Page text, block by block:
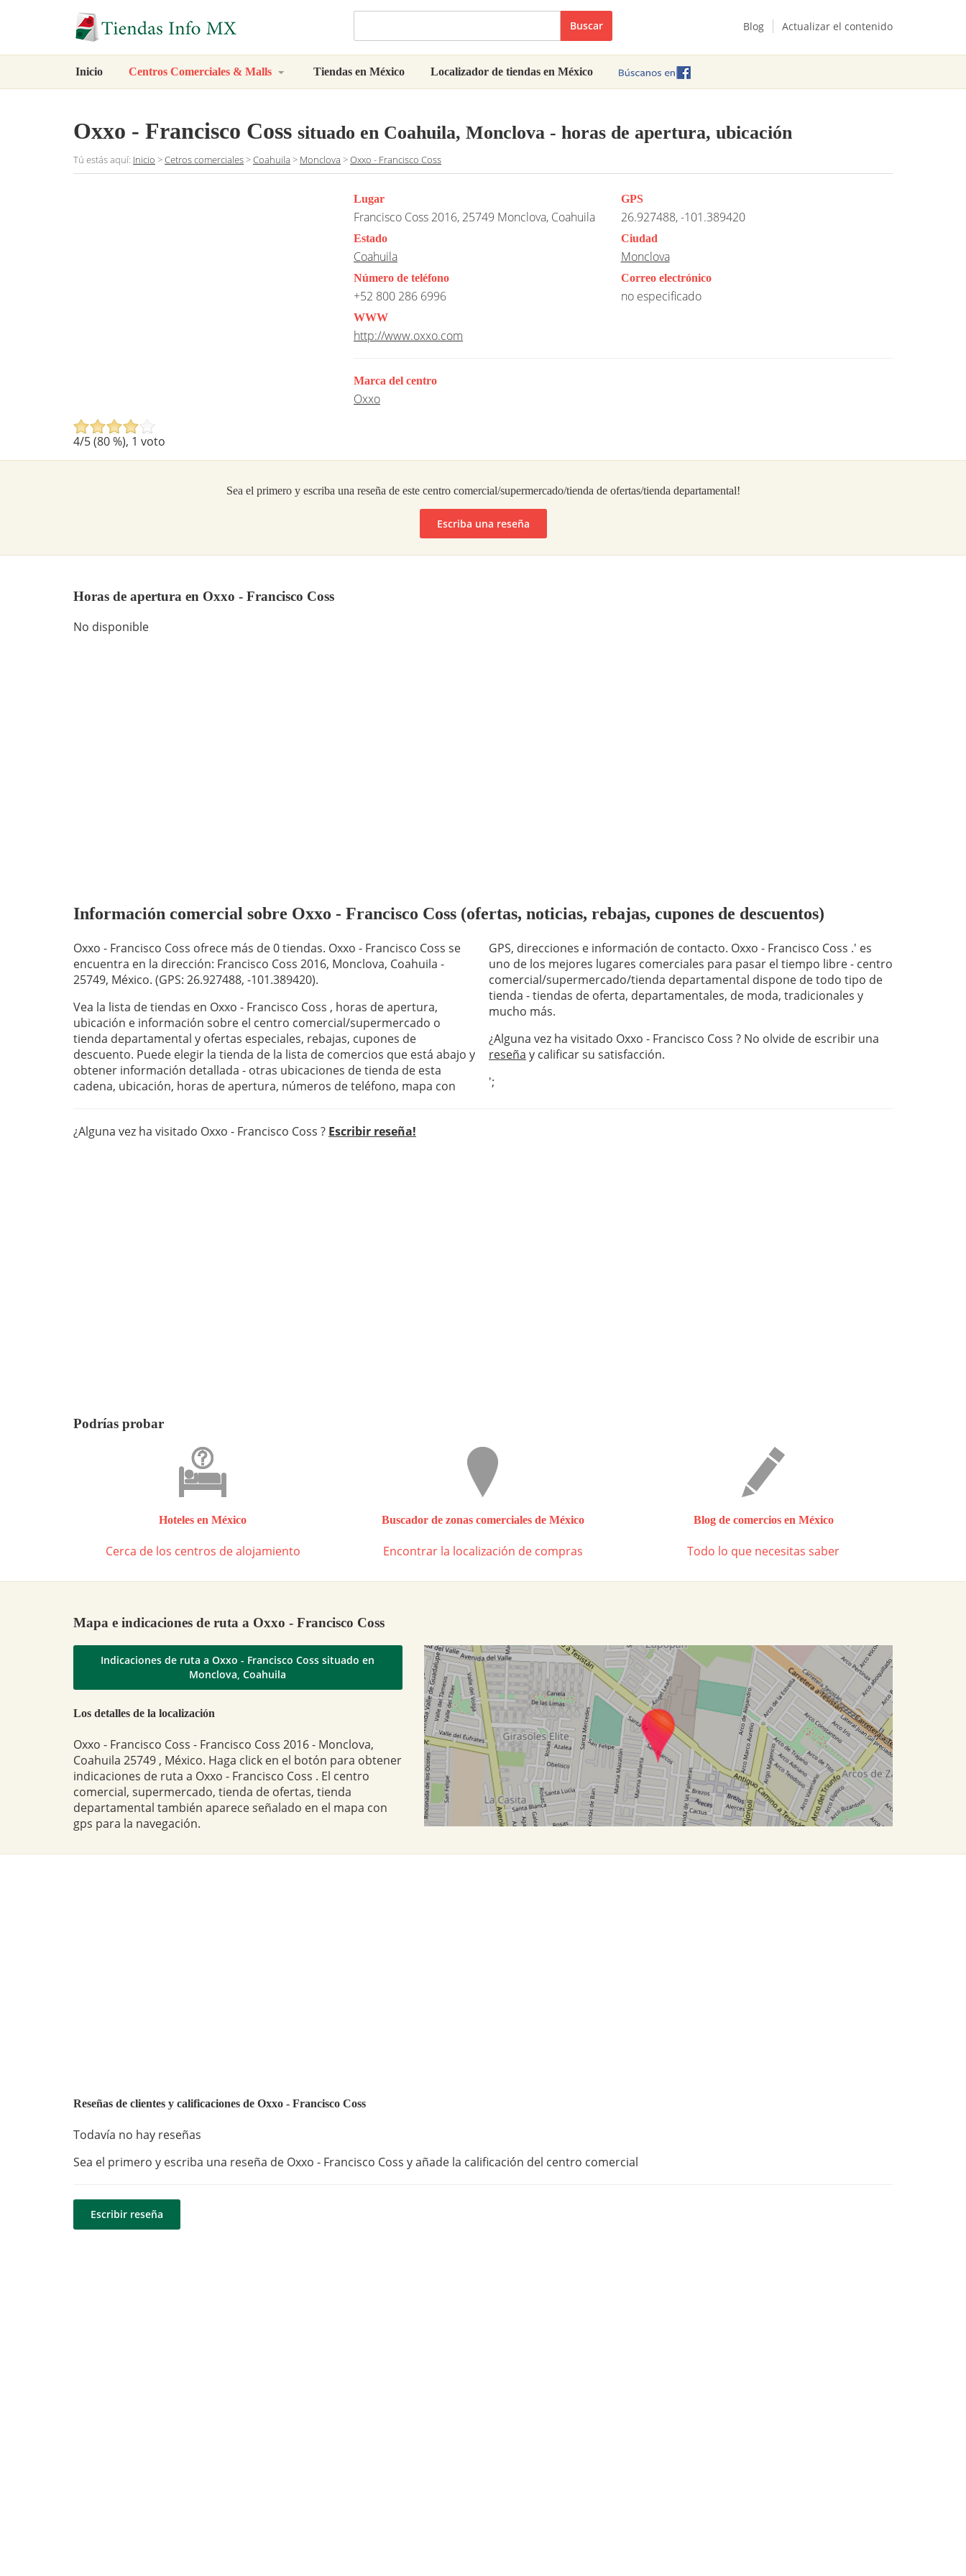
Buscar Blog Actualizar el contenido
Inicio Centros Comerciales & Malls Tiendas en México Localizador de tiendas en México
Oxxo - Francisco Coss situado en Coahuila, Monclova - horas de apertura, ubicación
Tú estás aquí: Inicio >Cetros comerciales>Coahuila > Monclova >Oxxo - Francisco Coss
4/5 (80%), 1 voto
Lugar
Francisco Coss 2016, 25749 Monclova, Coahuila
GPS
26.927488, -101.389420
Estado
Coahuila
Ciudad
Monclova
Número de teléfono
+52 800 286 6996
Correo electrónico
no especificado
WWW
http://www.oxxo.com
Marca del centro
Oxxo
Sea el primero y escriba una reseña de este centro comercial/supermercado/tienda de ofertas/tienda departamental!
Escriba una reseña
Horas de apertura en Oxxo - Francisco Coss
No disponible
Información comercial sobre Oxxo - Francisco Coss (ofertas, noticias, rebajas, cupones de descuentos)
Oxxo - Francisco Coss ofrece más de 0 tiendas. Oxxo - Francisco Coss se
encuentra en la dirección: Francisco Coss 2016, Monclova, Coahuila -
25749, México. (GPS: 26.927488, -101.389420).
Vea la lista de tiendas en Oxxo - Francisco Coss , horas de apertura,
ubicación e información sobre el centro comercial/supermercado o
tienda departamental y ofertas especiales, rebajas, cupones de
descuento. Puede elegir la tienda de la lista de comercios que está abajo y
obtener información detallada - otras ubicaciones de tienda de esta
cadena, ubicación, horas de apertura, números de teléfono, mapa con
GPS, direcciones e información de contacto. Oxxo - Francisco Coss .' es
uno de los mejores lugares comerciales para pasar el tiempo libre - centro
comercial/supermercado/tienda departamental dispone de todo tipo de
tienda - tiendas de oferta, departamentales, de moda, tradicionales y
mucho más.
¿Alguna vez ha visitado Oxxo - Francisco Coss ? No olvide de escribir una
reseña y calificar su satisfacción.
';
¿Alguna vez ha visitado Oxxo - Francisco Coss ? Escribir reseña!
Podrías probar
Hoteles en México
Cerca de los centros de alojamiento
Buscador de zonas comerciales de México
Encontrar la localización de compras
Blog de comercios en México
Todo lo que necesitas saber
Mapa e indicaciones de ruta a Oxxo - Francisco Coss
Indicaciones de ruta a Oxxo - Francisco Coss situado en
Monclova, Coahuila
Los detalles de la localización
Oxxo - Francisco Coss - Francisco Coss 2016 - Monclova,
Coahuila 25749 , México. Haga click en el botón para obtener
indicaciones de ruta a Oxxo - Francisco Coss . El centro
comercial, supermercado, tienda de ofertas, tienda
departamental también aparece señalado en el mapa con
gps para la navegación.
Reseñas de clientes y calificaciones de Oxxo - Francisco Coss
Todavía no hay reseñas
Sea el primero y escriba una reseña de Oxxo - Francisco Coss y añade la calificación del centro comercial
Escribir reseña